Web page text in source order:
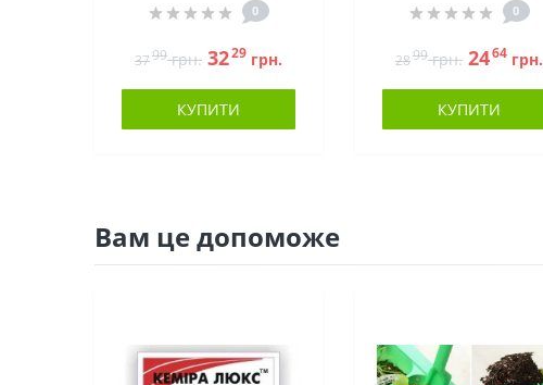
0
3799грн. 3229 грн.
КУПИТИ
0
2899грн. 2464 грн.
КУПИТИ
Вам це допоможе